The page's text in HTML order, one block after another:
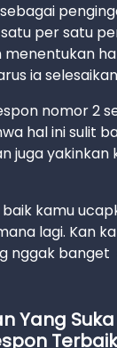
per satu
menentukan
ia
nomor 2
hal ini sulit
juga yakinkan
baik kamu
lagi. Kan
nggak
Yang